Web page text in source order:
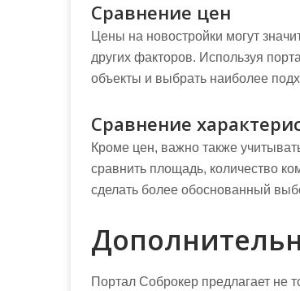
Сравнение цен
Цены на новостройки могут
других факторов. Используя
объекты и выбрать наиболее
Сравнение
Кроме цен, важно также
сравнить площадь, количество
сделать более обоснованный
Портал Соброкер предлагает не